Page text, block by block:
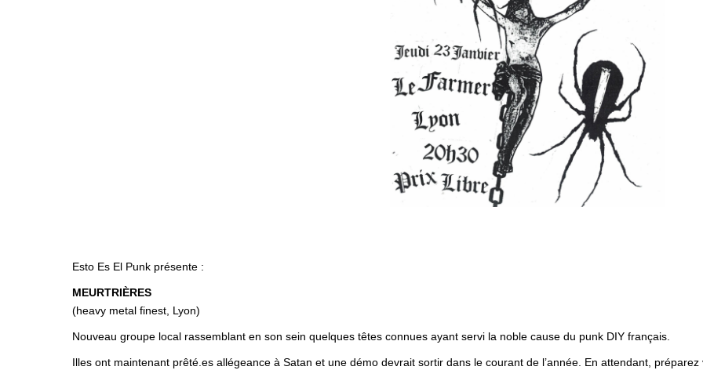
Esto Es El Punk présente :
MEURTRIÈRES
(heavy metal finest, Lyon)
Nouveau groupe local rassemblant en son sein quelques têtes connues ayant servi la noble cause du punk DIY français.
Illes ont maintenant prêté.es allégeance à Satan et une démo devrait sortir dans le courant de l’année. En attendant, préparez